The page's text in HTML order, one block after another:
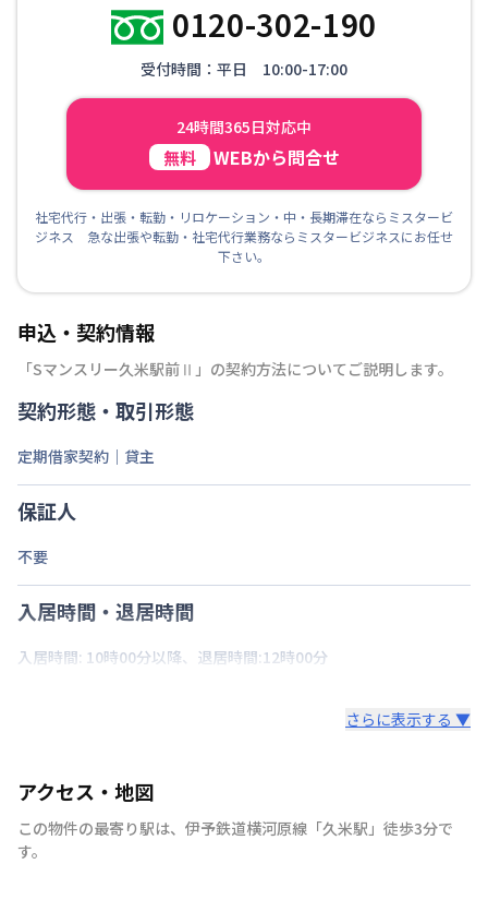
0120-302-190
受付時間：平日 10:00-17:00
24時間365日対応中
無料 WEBから問合せ
社宅代行・出張・転勤・リロケーション・中・長期滞在ならミスタービ
ジネス 急な出張や転勤・社宅代行業務ならミスタービジネスにお任せ
下さい。
申込・契約情報
「Sマンスリー久米駅前Ⅱ 」の契約方法についてご説明します。
契約形態・取引形態
定期借家契約｜貸主
保証人
不要
入居時間・退居時間
入居時間: 10時00分以降、退居時間:12時00分
さらに表示する ▼
アクセス・地図
この物件の最寄り駅は、 伊予鉄道横河原線 「久米駅 」 徒歩3分で
す。